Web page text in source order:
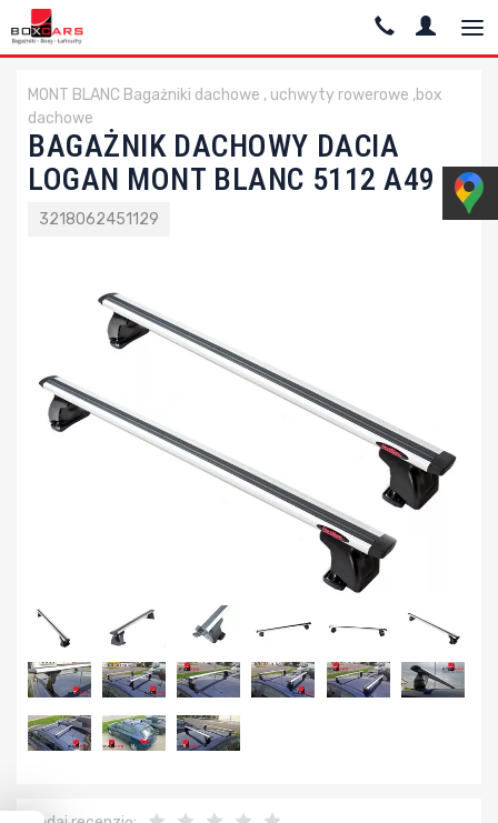
MONT BLANC Bagażniki dachowe , uchwyty rowerowe ,box
dachowe
BAGAŻNIK DACHOWY DACIA
LOGAN MONT BLANC 5112 A49
3218062451129